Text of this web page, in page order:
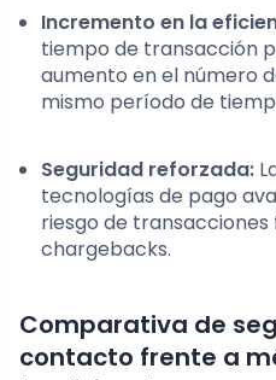
Incremento en la
tiempo de transacción
aumento en el número
mismo período de
Seguridad reforzada:
tecnologías de pago
riesgo de
chargebacks.
Comparativa de
contacto frente a